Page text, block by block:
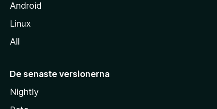
Android
Linux
All
De senaste versionerna
Nightly